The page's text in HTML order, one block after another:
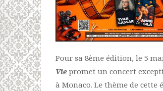
Pour sa 8ème édition, le 5
Vie promet un concert
à Monaco. Le thème de cette